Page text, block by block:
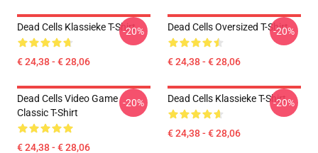
Dead Cells Klassieke T-Shirt
€ 24,38 - € 28,06
-20% Dead Cells Oversized T-Shirt
€ 24,38 - € 28,06
-20%
Dead Cells Video Game
Classic T-Shirt
€ 24,38 - € 28,06
-20% Dead Cells Klassieke T-Shirt
€ 24,38 - € 28,06
-20%